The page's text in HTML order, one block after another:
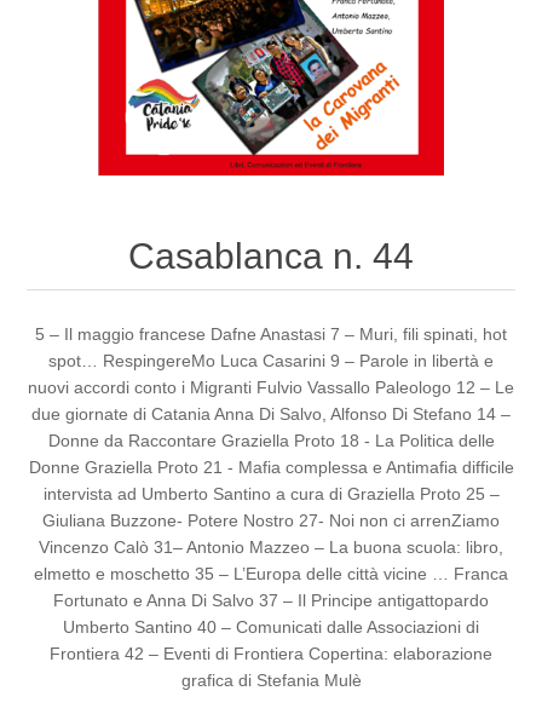
Casablanca n. 44
5 – Il maggio francese Dafne Anastasi 7 – Muri, fili spinati, hot
spot… RespingereMo Luca Casarini 9 – Parole in libertà e
nuovi accordi conto i Migranti Fulvio Vassallo Paleologo 12 – Le
due giornate di Catania Anna Di Salvo, Alfonso Di Stefano 14 –
Donne da Raccontare Graziella Proto 18 - La Politica delle
Donne Graziella Proto 21 - Mafia complessa e Antimafia difficile
intervista ad Umberto Santino a cura di Graziella Proto 25 –
Giuliana Buzzone- Potere Nostro 27- Noi non ci arrenZiamo
Vincenzo Calò 31– Antonio Mazzeo – La buona scuola: libro,
elmetto e moschetto 35 – L’Europa delle città vicine … Franca
Fortunato e Anna Di Salvo 37 – Il Principe antigattopardo
Umberto Santino 40 – Comunicati dalle Associazioni di
Frontiera 42 – Eventi di Frontiera Copertina: elaborazione
grafica di Stefania Mulè